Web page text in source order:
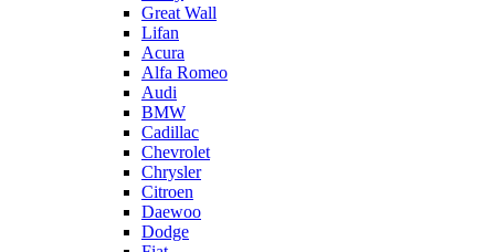
Great Wall
Lifan
Acura
Alfa Romeo
Audi
BMW
Cadillac
Chevrolet
Chrysler
Citroen
Daewoo
Dodge